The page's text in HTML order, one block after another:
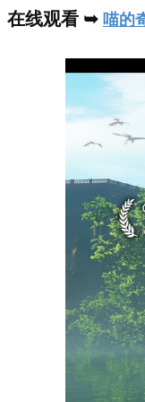
在线观看 ➥ 喵的